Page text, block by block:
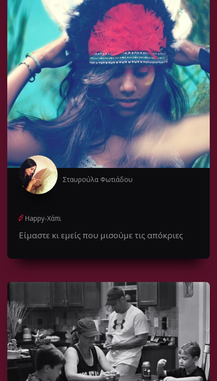
Σταυρούλα Φωτιάδου
Happy-Χάπι
Είμαστε κι εμείς που μισούμε τις απόκριες